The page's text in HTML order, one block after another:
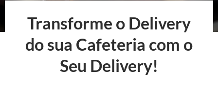
Transforme o Delivery
do sua Cafeteria com o
Seu Delivery!